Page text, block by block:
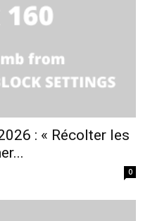
: « Récolter les
0